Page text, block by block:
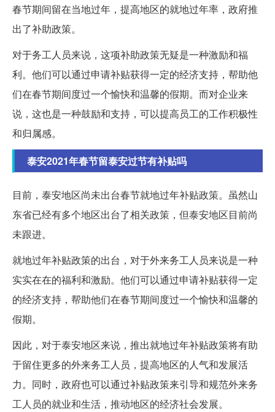
春节期间留在当地过年，提高地区的就地过年率，政府推
出了补助政策。
对于务工人员来说，这项补助政策无疑是一种激励和福
利。他们可以通过申请补贴获得一定的经济支持，帮助他
们在春节期间度过一个愉快和温馨的假期。而对企业来
说，这也是一种鼓励和支持，可以提高员工的工作积极性
和归属感。
泰安2021年春节留泰安过节有补贴吗
目前，泰安地区尚未出台春节就地过年补贴政策。虽然山
东省已经有多个地区出台了相关政策，但泰安地区目前尚
未跟进。
就地过年补贴政策的出台，对于外来务工人员来说是一种
实实在在的福利和激励。他们可以通过申请补贴获得一定
的经济支持，帮助他们在春节期间度过一个愉快和温馨的
假期。
因此，对于泰安地区来说，推出就地过年补贴政策将有助
于留住更多的外来务工人员，提高地区的人气和发展活
力。同时，政府也可以通过补贴政策来引导和规范外来务
工人员的就业和生活，推动地区的经济社会发展。